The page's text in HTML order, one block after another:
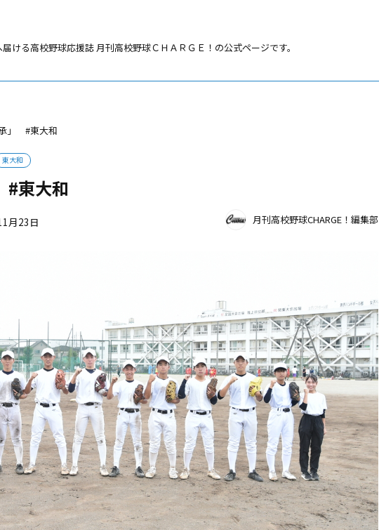
ける高校野球応援誌 月刊高校野球ＣＨＡＲＧＥ！の公式ページです。
承」 #東大和
東大和
#東大和
月23日 月刊高校野球CHARGE！編集部